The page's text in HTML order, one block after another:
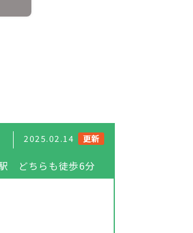
2025.02.14 更新
どちらも徒歩6分